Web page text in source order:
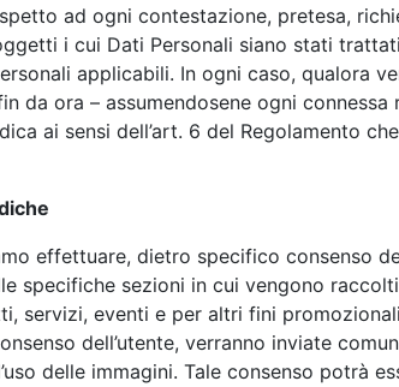
ad ogni contestazione, pretesa,
i cui Dati Personali siano stati
applicabili. In ogni caso, qualora
da ora – assumendosene ogni
ai sensi dell’art. 6 del Regolamento
effettuare, dietro specifico consenso
specifiche sezioni in cui vengono
servizi, eventi e per altri fini
dell’utente, verranno inviate
delle immagini. Tale consenso potrà